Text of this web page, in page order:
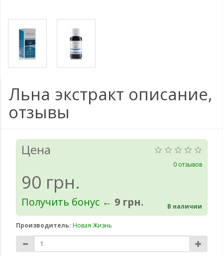
Льна экстракт описание,
отзывы
0 отзывов
Цена
90 грн.
Получить бонус ← 9 грн. В наличии
Производитель: Новая Жизнь